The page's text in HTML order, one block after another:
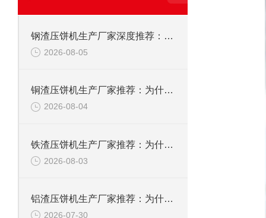
钢渣压饼机生产厂家深度推荐：为何恩派特成为高净值产线的优选
2026-08-05
铜渣压饼机生产厂家推荐：为什么恩派特成为众多企业的信赖？
2026-08-04
铁渣压饼机生产厂家推荐：为什么恩派特成为众多企业的优选？
2026-08-03
铝渣压饼机生产厂家推荐：为什么恩派特是值得信赖的选择？
2026-07-30